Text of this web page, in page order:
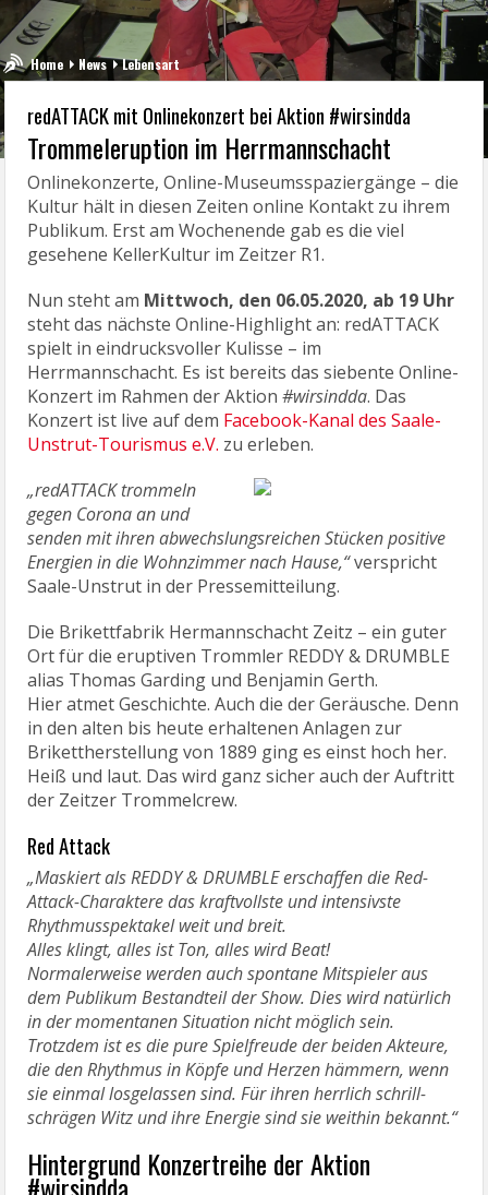
Home News Lebensart
redATTACK mit Onlinekonzert bei Aktion #wirsindda
Trommeleruption im Herrmannschacht
Onlinekonzerte, Online-Museumsspaziergänge – die
Kultur hält in diesen Zeiten online Kontakt zu ihrem
Publikum. Erst am Wochenende gab es die viel
gesehene KellerKultur im Zeitzer R1.
Nun steht am Mittwoch, den 06.05.2020, ab 19 Uhr
steht das nächste Online-Highlight an: redATTACK
spielt in eindrucksvoller Kulisse – im
Herrmannschacht. Es ist bereits das siebente Online-
Konzert im Rahmen der Aktion#wirsindda. Das
Konzert ist live auf dem Facebook-Kanal des Saale-
Unstrut-Tourismus e.V. zu erleben.
„redATTACK trommeln
gegen Corona an und
senden mit ihren abwechslungsreichen Stücken positive
Energien in die Wohnzimmer nach Hause,“verspricht
Saale-Unstrut in der Pressemitteilung.
Die Brikettfabrik Hermannschacht Zeitz – ein guter
Ort für die eruptiven Trommler REDDY & DRUMBLE
alias Thomas Garding und Benjamin Gerth.
Hier atmet Geschichte. Auch die der Geräusche. Denn
in den alten bis heute erhaltenen Anlagen zur
Brikettherstellung von 1889 ging es einst hoch her.
Heiß und laut. Das wird ganz sicher auch der Auftritt
der Zeitzer Trommelcrew.
Red Attack
„Maskiert als REDDY & DRUMBLE erschaffen die Red-
Attack-Charaktere das kraftvollste und intensivste
Rhythmusspektakel weit und breit.
Alles klingt, alles ist Ton, alles wird Beat!
Normalerweise werden auch spontane Mitspieler aus
dem Publikum Bestandteil der Show. Dies wird natürlich
in der momentanen Situation nicht möglich sein.
Trotzdem ist es die pure Spielfreude der beiden Akteure,
die den Rhythmus in Köpfe und Herzen hämmern, wenn
sie einmal losgelassen sind. Für ihren herrlich schrill-
schrägen Witz und ihre Energie sind sie weithin bekannt.“
Hintergrund Konzertreihe der Aktion